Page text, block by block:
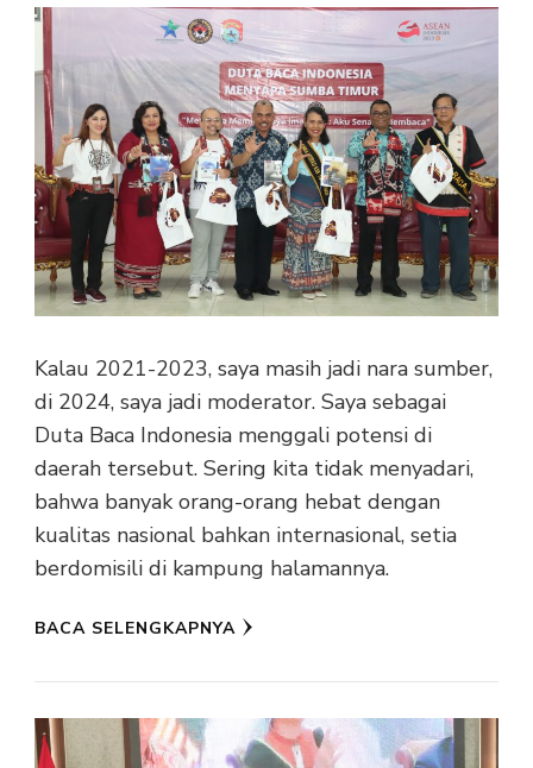
Kalau 2021-2023, saya masih jadi nara sumber,
di 2024, saya jadi moderator. Saya sebagai
Duta Baca Indonesia menggali potensi di
daerah tersebut. Sering kita tidak menyadari,
bahwa banyak orang-orang hebat dengan
kualitas nasional bahkan internasional, setia
berdomisili di kampung halamannya.
BACA SELENGKAPNYA